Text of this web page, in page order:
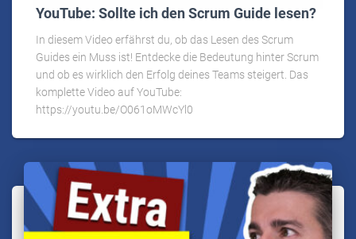
YouTube: Sollte ich den Scrum Guide lesen?
In diesem Video erfährst du, ob das Lesen des Scrum
Guides ein Muss ist! Entdecke die Bedeutung hinter Scrum
und ob es wirklich den Erfolg deines Teams steigert. Das
komplette Video auf YouTube:
https://youtu.be/O061oMWcYl0